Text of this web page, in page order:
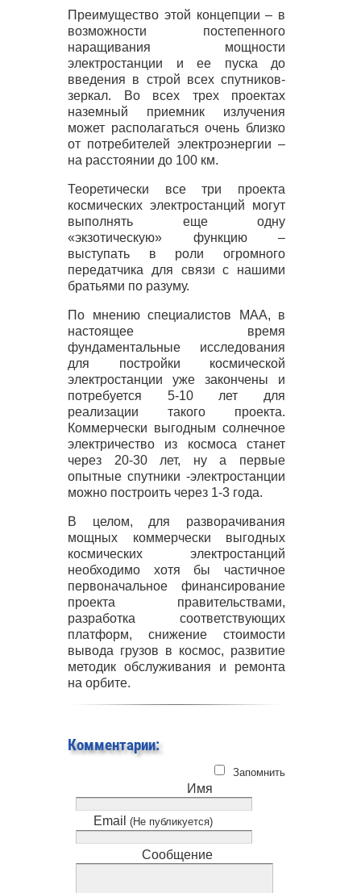
Преимущество этой концепции – в
возможности постепенного
наращивания мощности
электростанции и ее пуска до
введения в строй всех спутников-
зеркал. Во всех трех проектах
наземный приемник излучения
может располагаться очень близко
от потребителей электроэнергии –
на расстоянии до 100 км.
Теоретически все три проекта
космических электростанций могут
выполнять еще одну
«экзотическую» функцию –
выступать в роли огромного
передатчика для связи с нашими
братьями по разуму.
По мнению специалистов МАА, в
настоящее время
фундаментальные исследования
для постройки космической
электростанции уже закончены и
потребуется 5-10 лет для
реализации такого проекта.
Коммерчески выгодным солнечное
электричество из космоса станет
через 20-30 лет, ну а первые
опытные спутники -электростанции
можно построить через 1-3 года.
В целом, для разворачивания
мощных коммерчески выгодных
космических электростанций
необходимо хотя бы частичное
первоначальное финансирование
проекта правительствами,
разработка соответствующих
платформ, снижение стоимости
вывода грузов в космос, развитие
методик обслуживания и ремонта
на орбите.
Комментарии:
Запомнить
Имя
Email (Не публикуется)
Сообщение